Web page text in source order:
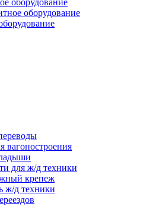
оборудование
оборудование
вагоностроения
для ж/д техники
крепеж
ж/д техники